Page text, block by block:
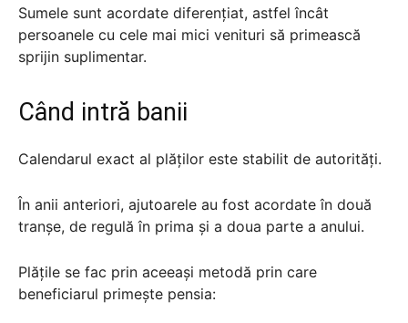
Sumele sunt acordate diferențiat, astfel încât
persoanele cu cele mai mici venituri să primească
sprijin suplimentar.
Când intră banii
Calendarul exact al plăților este stabilit de autorități.
În anii anteriori, ajutoarele au fost acordate în două
tranșe, de regulă în prima și a doua parte a anului.
Plățile se fac prin aceeași metodă prin care
beneficiarul primește pensia: